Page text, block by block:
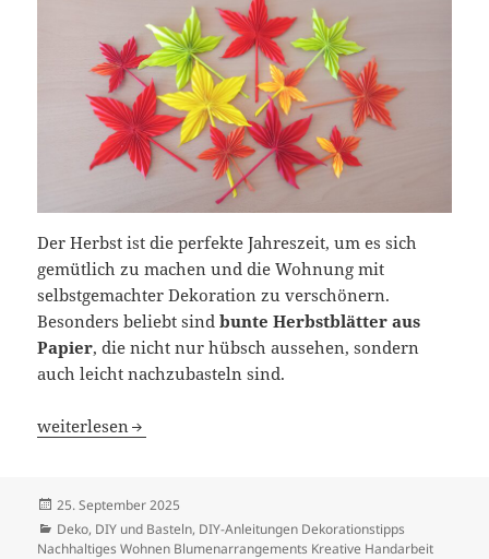
Der Herbst ist die perfekte Jahreszeit, um es sich
gemütlich zu machen und die Wohnung mit
selbstgemachter Dekoration zu verschönern.
Besonders beliebt sindbunte Herbstblätter aus
Papier, die nicht nur hübsch aussehen, sondern
auch leicht nachzubasteln sind.
Herbstblätter aus Papier falten – einfache DIY Bastelideen
weiterlesen
Veröffentlicht
am
25. September 2025
Kategorien
Deko, DIY und Basteln, DIY-Anleitungen Dekorationstipps
Nachhaltiges Wohnen Blumenarrangements Kreative Handarbeit